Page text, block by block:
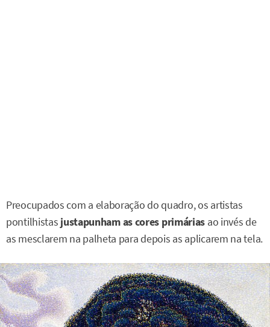
Preocupados com a elaboração do quadro, os artistas
pontilhistas justapunham as cores primárias ao invés de
as mesclarem na palheta para depois as aplicarem na tela.